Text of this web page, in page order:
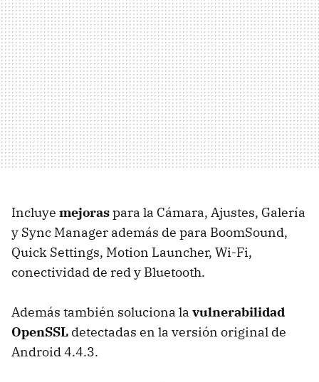
Incluye mejoraspara la Cámara, Ajustes, Galería
y Sync Manager además de para BoomSound,
Quick Settings, Motion Launcher, Wi-Fi,
conectividad de red y Bluetooth.
Además también soluciona la vulnerabilidad
OpenSSL detectadas en la versión original de
Android 4.4.3.